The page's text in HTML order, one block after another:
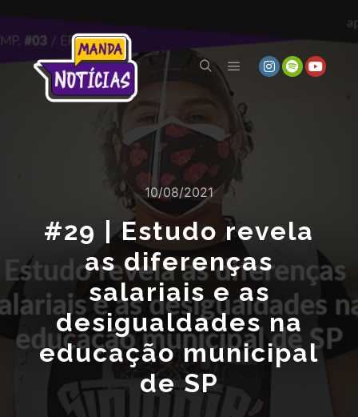
10/08/2021
#29 | Estudo revela
as diferenças
salariais e as
desigualdades na
educação municipal
de SP